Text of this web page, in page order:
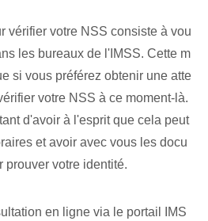
vérifier votre NSS consiste à vou
les bureaux de l'IMSS. Cette m
si vous préférez obtenir une atte
votre NSS à ce moment-là.
d'avoir à l'esprit que cela peut
et avoir avec vous les docu
prouver votre identité.
en ligne via le portail IMS